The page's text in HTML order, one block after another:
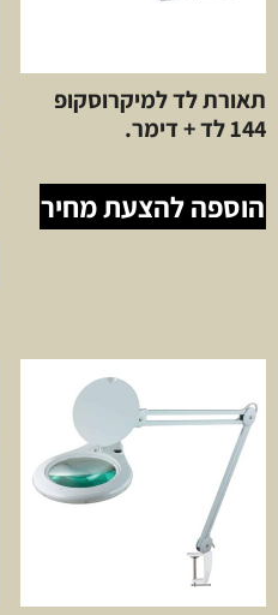
תאורת לד למיקרוסקופ
144 לד + דימר.
הוספה להצעת מחיר